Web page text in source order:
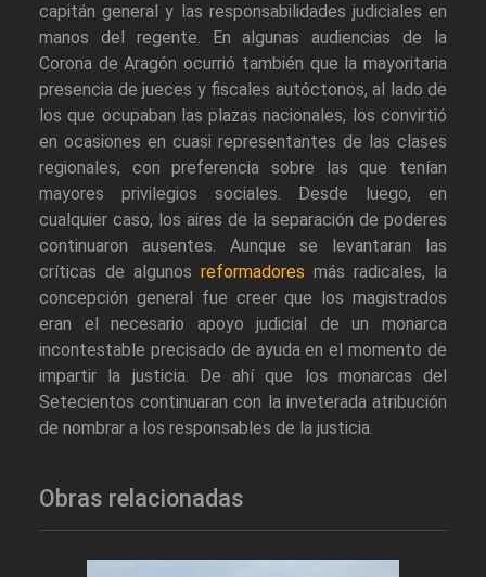
capitán general y las responsabilidades judiciales en
manos del regente. En algunas audiencias de la
Corona de Aragón ocurrió también que la mayoritaria
presencia de jueces y fiscales autóctonos, al lado de
los que ocupaban las plazas nacionales, los convirtió
en ocasiones en cuasi representantes de las clases
regionales, con preferencia sobre las que tenían
mayores privilegios sociales. Desde luego, en
cualquier caso, los aires de la separación de poderes
continuaron ausentes. Aunque se levantaran las
críticas de algunos reformadores más radicales, la
concepción general fue creer que los magistrados
eran el necesario apoyo judicial de un monarca
incontestable precisado de ayuda en el momento de
impartir la justicia. De ahí que los monarcas del
Setecientos continuaran con la inveterada atribución
de nombrar a los responsables de la justicia.
Obras relacionadas